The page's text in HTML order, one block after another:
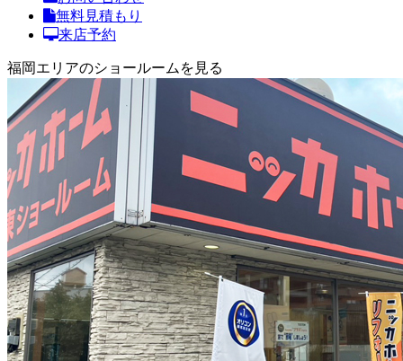
無料見積もり
来店予約
福岡エリアのショールームを見る